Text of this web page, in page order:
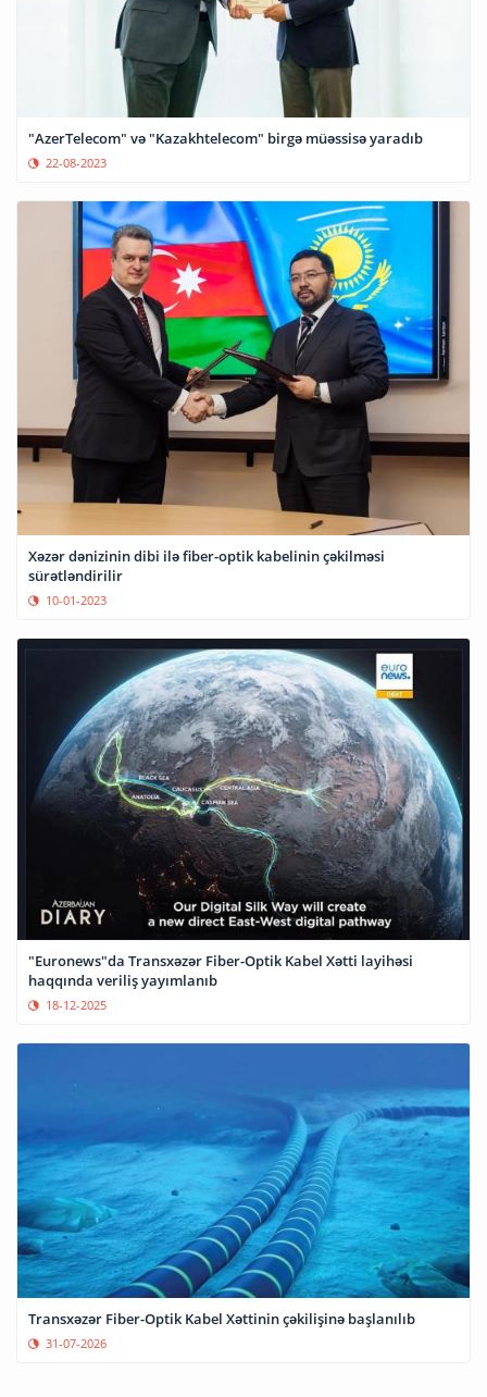
"AzerTelecom" və "Kazakhtelecom" birgə müəssisə yaradıb
22-08-2023
Xəzər dənizinin dibi ilə fiber-optik kabelinin çəkilməsi
sürətləndirilir
10-01-2023
"Euronews"da Transxəzər Fiber-Optik Kabel Xətti layihəsi
haqqında veriliş yayımlanıb
18-12-2025
Transxəzər Fiber-Optik Kabel Xəttinin çəkilişinə başlanılıb
31-07-2026